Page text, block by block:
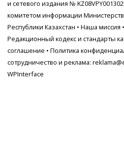
и сетевого издания №
комитетом информации
Республики Казахстан • Наша миссия •
Редакционный кодекс и стандарты
соглашение • Политика
сотрудничество и реклама:
WPInterface